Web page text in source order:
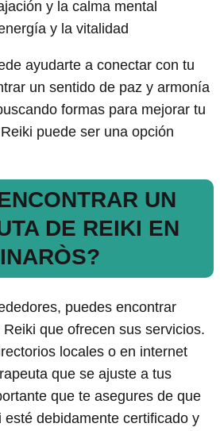
y la calma mental
y la vitalidad
ayudarte a conectar con tu
un sentido de paz y armonía
formas para mejorar tu
puede ser una opción
UN
DE REIKI EN
puedes encontrar
que ofrecen sus servicios.
locales o en internet
que se ajuste a tus
que te asegures de que
debidamente certificado y